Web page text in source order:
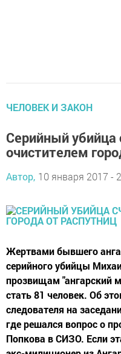
ЧЕЛОВЕК И ЗАКОН
Серийный убийца
очистителем
Автор, 10 января 2017 -
Жертвами бывшего
серийного убийцы
прозвищам "ангарский
стать 81 человек. Об
следователя на
где решался вопрос о
Попкова в СИЗО. Если